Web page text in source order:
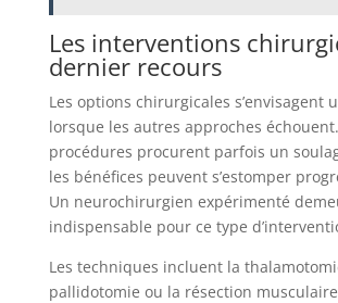
Les interventions
dernier recours
Les options chirurgicales s’envisagent
lorsque les autres approches
procédures procurent parfois un
les bénéfices peuvent s’estomper
Un neurochirurgien expérimenté
indispensable pour ce type
Les techniques incluent la
pallidotomie ou la résection